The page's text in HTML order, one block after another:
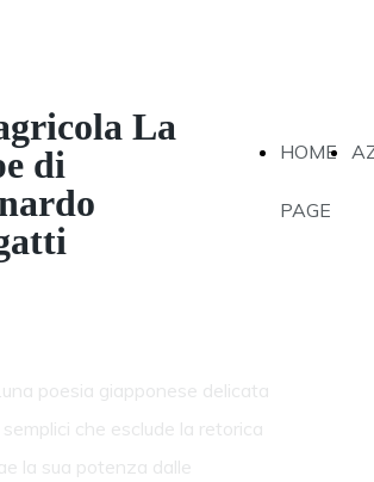
HOME
PAGE
La
di
poesia giapponese delicata
che esclude la retorica
la sua potenza dalle